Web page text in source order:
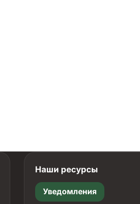
Наши ресурсы
Уведомления